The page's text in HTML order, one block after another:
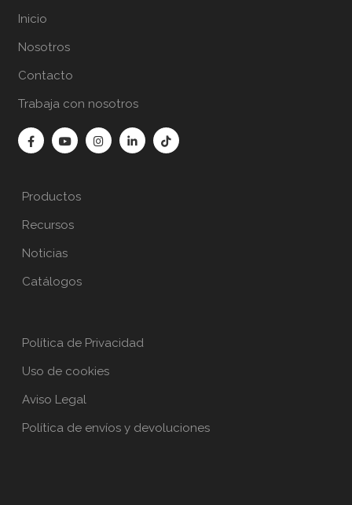
Inicio
Nosotros
Contacto
Trabaja con nosotros
Productos
Recursos
Noticias
Catálogos
Política de Privacidad
Uso de cookies
Aviso Legal
Política de envíos y devoluciones